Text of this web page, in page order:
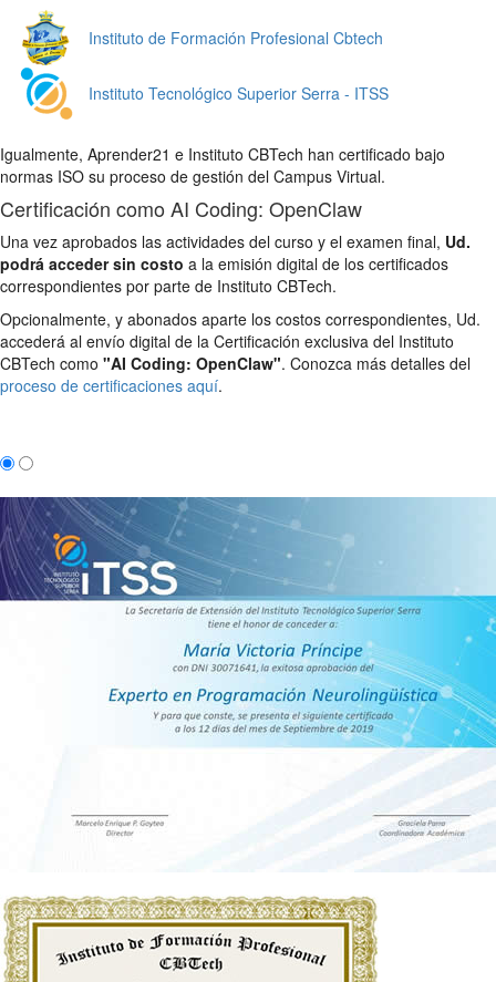
Instituto de Formación Profesional Cbtech
Instituto Tecnológico Superior Serra - ITSS
Igualmente, Aprender21 e Instituto CBTech han certificado bajo
normas ISO su proceso de gestión del Campus Virtual.
Certificación como AI Coding: OpenClaw
Una vez aprobados las actividades del curso y el examen final, Ud.
podrá acceder sin costo a la emisión digital de los certificados
correspondientes por parte de Instituto CBTech.
Opcionalmente, y abonados aparte los costos correspondientes, Ud.
accederá al envío digital de la Certificación exclusiva del Instituto
CBTech como "AI Coding: OpenClaw". Conozca más detalles del
proceso de certificaciones aquí.